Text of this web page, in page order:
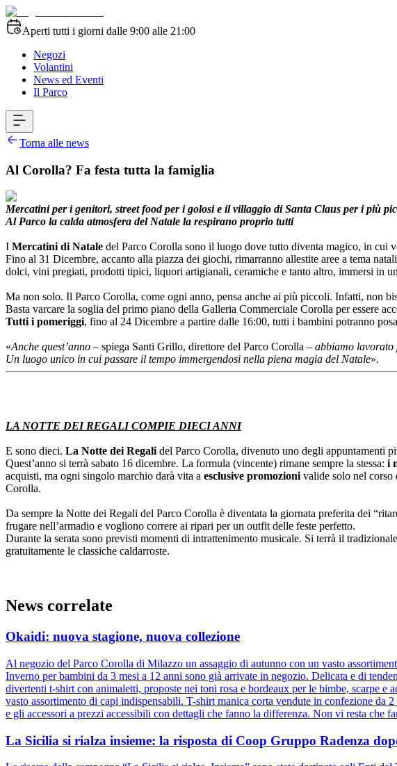
Aperti tutti i giorni dalle 9:00 alle 21:00
Negozi
Volantini
News ed Eventi
Il Parco
Torna alle news
Al Corolla? Fa festa tutta la famiglia
Mercatini per i genitori, street food per i golosi e il villaggio di Santa Claus per i più
Al Parco la calda atmosfera del Natale la respirano proprio tutti
I Mercatini di Natale del Parco Corolla sono il luogo dove tutto diventa magico, in cui
Fino al 31 Dicembre, accanto alla piazza dei giochi, rimarranno allestite aree a tema
dolci, vini pregiati, prodotti tipici, liquori artigianali, ceramiche e tanto altro, immersi in
Ma non solo. Il Parco Corolla, come ogni anno, pensa anche ai più piccoli. Infatti, non
Basta varcare la soglia del primo piano della Galleria Commerciale Corolla per essere
Tutti i pomeriggi, fino al 24 Dicembre a partire dalle 16:00, tutti i bambini potranno
«Anche quest’anno – spiega Santi Grillo, direttore del Parco Corolla – abbiamo lavorato
Un luogo unico in cui passare il tempo immergendosi nella piena magia del Natale».
LA NOTTE DEI REGALI COMPIE DIECI ANNI
E sono dieci. La Notte dei Regalidel Parco Corolla, divenuto uno degli appuntamenti
Quest’anno si terrà sabato 16 dicembre. La formula (vincente) rimane sempre la stessa: i
acquisti, ma ogni singolo marchio darà vita a esclusive promozionivalide solo nel corso
Corolla.
Da sempre la Notte dei Regali del Parco Corolla è diventata la giornata preferita dei
frugare nell’armadio e vogliono correre ai ripari per un outfit delle feste perfetto.
Durante la serata sono previsti momenti di intrattenimento musicale. Si terrà il
gratuitamente le classiche caldarroste.
News correlate
Okaidi: nuova stagione, nuova collezione
Al negozio del Parco Corolla di Milazzo un assaggio di autunno con un vasto
Inverno per bambini da 3 mesi a 12 anni sono già arrivate in negozio. Delicata e di
divertenti t-shirt con animaletti, proposte nei toni rosa e bordeaux per le bimbe, scarpe
vasto assortimento di capi indispensabili. T-shirt manica corta vendute in confezione
e gli accessori a prezzi accessibili con dettagli che fanno la differenza. Non vi resta che
La Sicilia si rialza insieme: la risposta di Coop Gruppo Radenza